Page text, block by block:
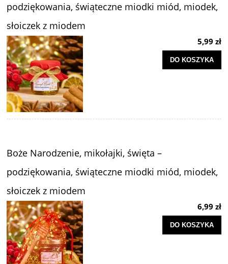
podziękowania, świąteczne miodki miód, miodek,
słoiczek z miodem
5,99 zł
DO KOSZYKA
Boże Narodzenie, mikołajki, święta –
podziękowania, świąteczne miodki miód, miodek,
słoiczek z miodem
6,99 zł
DO KOSZYKA